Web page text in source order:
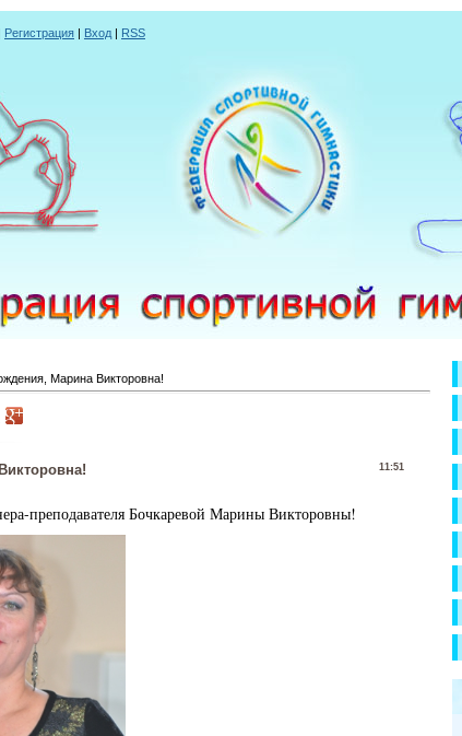
Регистрация | Вход | RSS
Марина Викторовна!
11:51
преподавателя Бочкаревой Марины Викторовны!